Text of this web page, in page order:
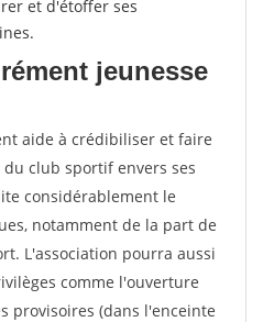
et d'étoffer ses
jeunesse
aide à crédibiliser et faire
club sportif envers ses
considérablement le
notamment de la part de
L'association pourra aussi
comme l'ouverture
provisoires (dans l'enceinte